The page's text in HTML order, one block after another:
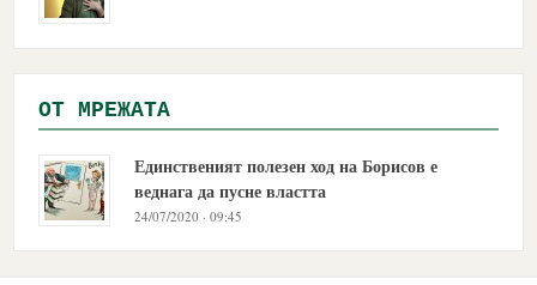
OТ МРЕЖАТА
Единственият полезен ход на Борисов е
веднага да пусне властта
24/07/2020 · 09:45